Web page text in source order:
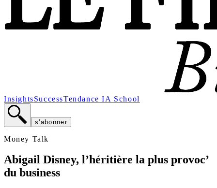
InsightsSuccessTendance IA School
s'abonner
Money Talk
Abigail Disney, l’héritière la plus provoc’
du business